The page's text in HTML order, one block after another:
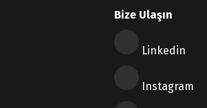
Bize Ulaşın
Linkedin
Instagram